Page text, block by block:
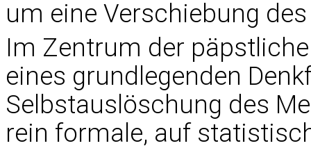
um eine Verschiebung
Im Zentrum der
eines grundlegenden
Selbstauslöschung des
rein formale, auf